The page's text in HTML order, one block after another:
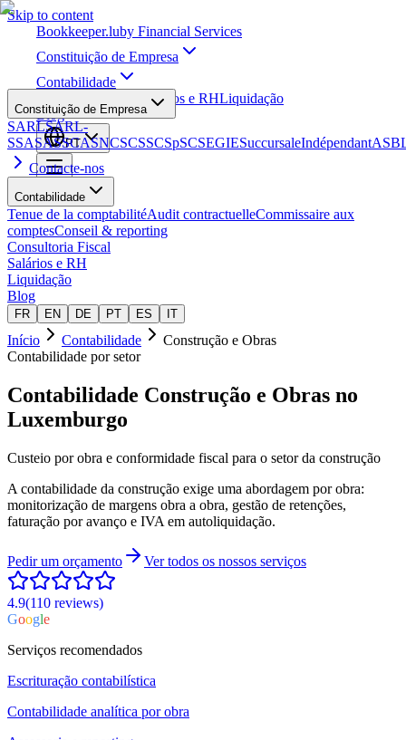
Skip to content
Bookkeeper.luby Financial Services
Constituição de Empresa
Contabilidade
Salários e RHLiquidação
Blog
PT
Constituição de Empresa
SARLSARL-
SSASASSCASNCSCSSCSpSCSEGIESuccursaleIndépendant
Contacte-nos
Contabilidade
Tenue de la comptabilitéAudit contractuelleCommissaire aux
comptesConseil & reporting
Consultoria Fiscal
Salários e RH
Liquidação
Blog
FR EN DE PT ES IT
Início Contabilidade
Construção e Obras
Contabilidade por setor
Contabilidade Construção e Obras no
Luxemburgo
Custeio por obra e conformidade fiscal para o setor da construção
A contabilidade da construção exige uma abordagem por obra:
monitorização de margens obra a obra, gestão de retenções,
faturação por avanço e IVA em autoliquidação.
Pedir um orçamento Ver todos os nossos serviços
4.9(110 reviews)
Google
Serviços recomendados
Escrituração contabilística
Contabilidade analítica por obra